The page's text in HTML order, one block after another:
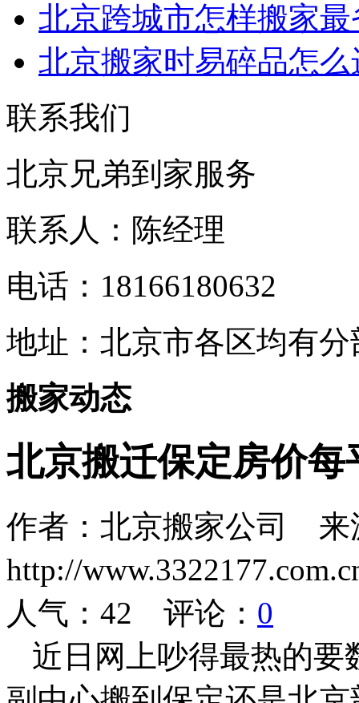
北京跨城市怎样搬家
北京搬家时易碎品怎
联系我们
北京兄弟到家服务
联系人：陈经理
电话：18166180632
地址： 北京市各区均有分
搬家动态
北京搬迁保定房价每
作者：北京搬家公司 来
http://
人气： 42 评论： 0
近日网上吵得最热的要